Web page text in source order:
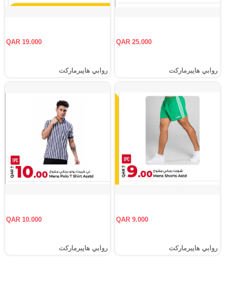
QAR 25.000
روابي هايبرماركت
QAR 19.000
روابي هايبرماركت
QAR 9.000
روابي هايبرماركت
QAR 10.000
روابي هايبرماركت